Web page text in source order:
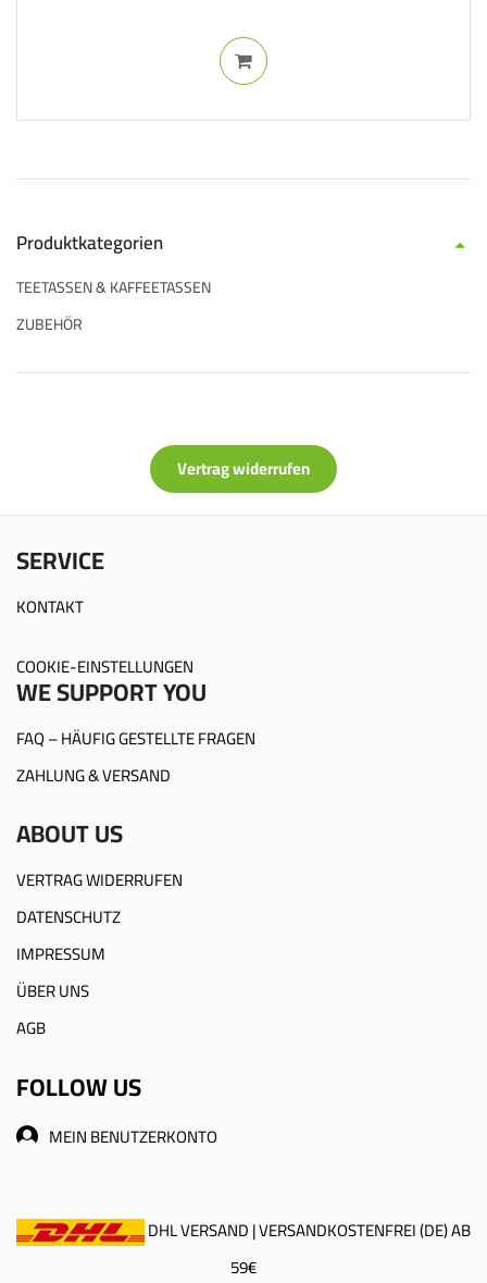
Produktkategorien
TEETASSEN & KAFFEETASSEN
ZUBEHÖR
Vertrag widerrufen
SERVICE
KONTAKT
COOKIE-EINSTELLUNGEN
WE SUPPORT YOU
FAQ – HÄUFIG GESTELLTE FRAGEN
ZAHLUNG & VERSAND
ABOUT US
VERTRAG WIDERRUFEN
DATENSCHUTZ
IMPRESSUM
ÜBER UNS
AGB
FOLLOW US
MEIN BENUTZERKONTO
DHL VERSAND | VERSANDKOSTENFREI (DE) AB
59€